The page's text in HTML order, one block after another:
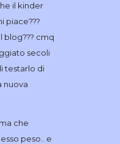
il kinder
piace???
blog??? cmq
secoli
testarlo di
nuova
che
peso.. e